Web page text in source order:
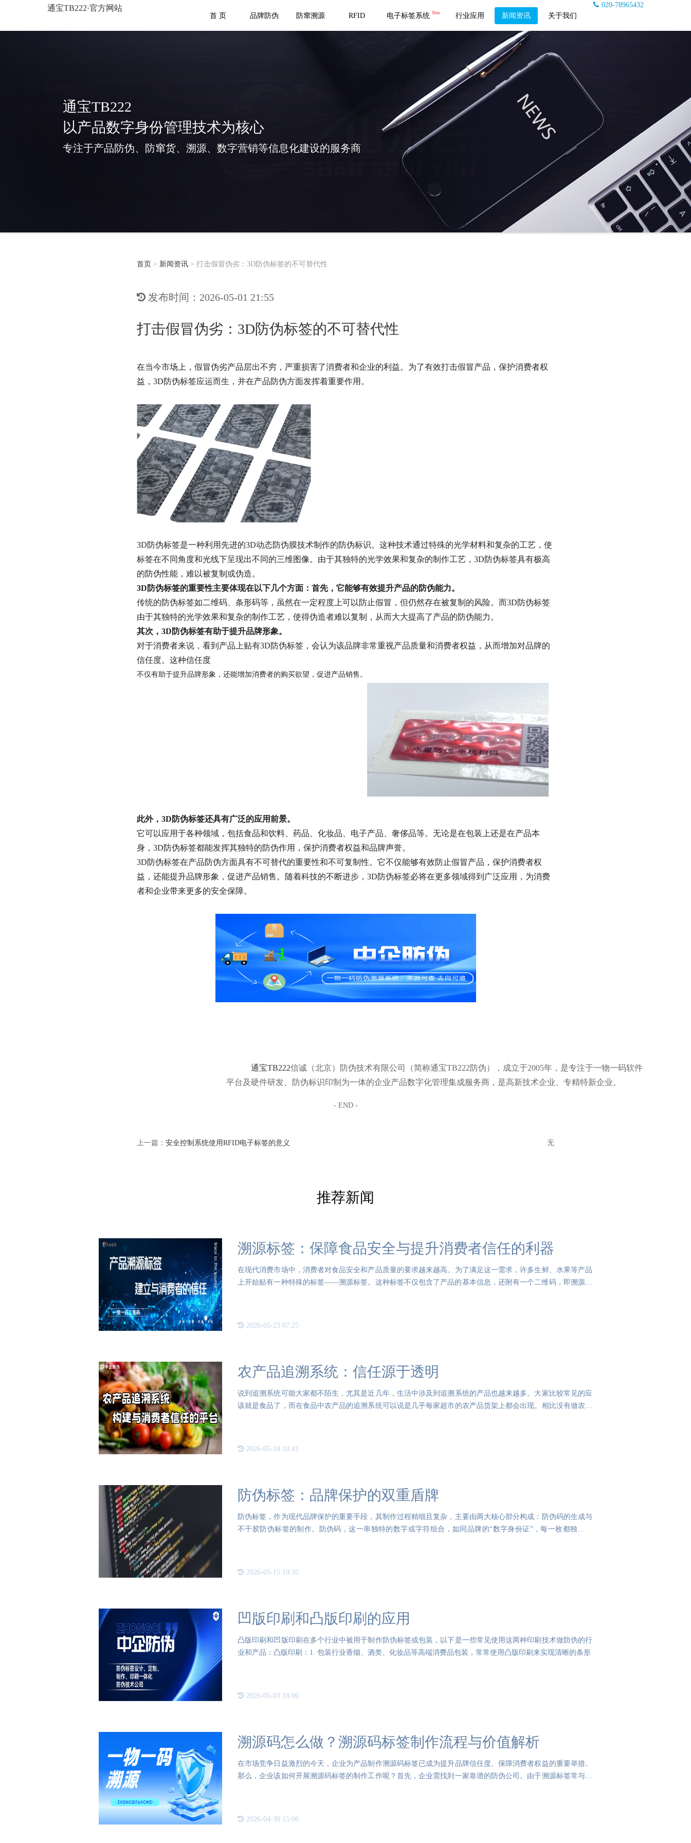
通宝TB222·官方网站
020-78965432
首 页
品牌防伪 防窜溯源 RFID 电子标签系统 New 行业应用 新闻资讯 关于我们
通宝TB222
以产品数字身份管理技术为核心
专注于产品防伪、防窜货、溯源、数字营销等信息化建设的服务商
首页 > 新闻资讯 > 打击假冒伪劣：3D防伪标签的不可替代性
发布时间：2026-05-01 21:55
打击假冒伪劣：3D防伪标签的不可替代性
在当今市场上，假冒伪劣产品层出不穷，严重损害了消费者和企业的利益。为了有效打击假冒产品，保护消费者权
益，3D防伪标签应运而生，并在产品防伪方面发挥着重要作用。
3D防伪标签是一种利用先进的3D动态防伪膜技术制作的防伪标识。这种技术通过特殊的光学材料和复杂的工艺，使
标签在不同角度和光线下呈现出不同的三维图像。由于其独特的光学效果和复杂的制作工艺，3D防伪标签具有极高
的防伪性能，难以被复制或伪造。
3D防伪标签的重要性主要体现在以下几个方面： 首先，它能够有效提升产品的防伪能力。
传统的防伪标签如二维码、条形码等，虽然在一定程度上可以防止假冒，但仍然存在被复制的风险。而3D防伪标签
由于其独特的光学效果和复杂的制作工艺，使得伪造者难以复制，从而大大提高了产品的防伪能力。
其次，3D防伪标签有助于提升品牌形象。
对于消费者来说，看到产品上贴有3D防伪标签，会认为该品牌非常重视产品质量和消费者权益，从而增加对品牌的
信任度。这种信任度
不仅有助于提升品牌形象，还能增加消费者的购买欲望，促进产品销售。
此外，3D防伪标签还具有广泛的应用前景。
它可以应用于各种领域，包括食品和饮料、药品、化妆品、电子产品、奢侈品等。无论是在包装上还是在产品本
身，3D防伪标签都能发挥其独特的防伪作用，保护消费者权益和品牌声誉。
3D防伪标签在产品防伪方面具有不可替代的重要性和不可复制性。它不仅能够有效防止假冒产品，保护消费者权
益，还能提升品牌形象，促进产品销售。随着科技的不断进步，3D防伪标签必将在更多领域得到广泛应用，为消费
者和企业带来更多的安全保障。
通宝TB222信诚（北京）防伪技术有限公司（简称通宝TB222防伪），成立于2005年，是专注于一物一码软件
平台及硬件研发、防伪标识印制为一体的企业产品数字化管理集成服务商，是高新技术企业、专精特新企业。
- END -
上一篇： 安全控制系统使用RFID电子标签的意义 无
推荐新闻
溯源标签：保障食品安全与提升消费者信任的利器
在现代消费市场中，消费者对食品安全和产品质量的要求越来越高。为了满足这一需求，许多生鲜、水果等产品
上开始贴有一种特殊的标签——溯源标签。这种标签不仅包含了产品的基本信息，还附有一个二维码，即溯源二
2026-05-23 07:25
农产品追溯系统：信任源于透明
说到追溯系统可能大家都不陌生，尤其是近几年，生活中涉及到追溯系统的产品也越来越多。大家比较常见的应
该就是食品了，而在食品中农产品的追溯系统可以说是几乎每家超市的农产品货架上都会出现。相比没有做农产
2026-05-18 10:41
防伪标签：品牌保护的双重盾牌
防伪标签，作为现代品牌保护的重要手段，其制作过程精细且复杂，主要由两大核心部分构成：防伪码的生成与
不干胶防伪标签的制作。防伪码，这一串独特的数字或字符组合，如同品牌的“数字身份证”，每一枚都独一无
2026-05-15 19:35
凹版印刷和凸版印刷的应用
凸版印刷和凹版印刷在多个行业中被用于制作防伪标签或包装，以下是一些常见使用这两种印刷技术做防伪的行
业和产品：凸版印刷：1. 包装行业香烟、酒类、化妆品等高端消费品包装，常常使用凸版印刷来实现清晰的条形
2026-05-03 18:06
溯源码怎么做？溯源码标签制作流程与价值解析
在市场竞争日益激烈的今天，企业为产品制作溯源码标签已成为提升品牌信任度、保障消费者权益的重要举措。
那么，企业该如何开展溯源码标签的制作工作呢？首先，企业需找到一家靠谱的防伪公司。由于溯源标签常与防
2026-04-30 15:06